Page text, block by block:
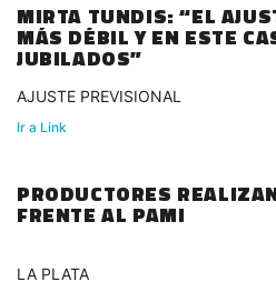
MIRTA TUNDIS: “EL
MÁS DÉBIL Y EN ESTE
JUBILADOS”
AJUSTE PREVISIONAL
Ir a Link
PRODUCTORES
FRENTE AL PAMI
LA PLATA